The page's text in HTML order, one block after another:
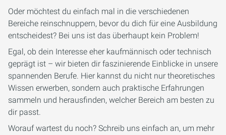
Oder möchtest du einfach mal in die verschiedenen
Bereiche reinschnuppern, bevor du dich für eine Ausbildung
entscheidest? Bei uns ist das überhaupt kein Problem!
Egal, ob dein Interesse eher kaufmännisch oder technisch
geprägt ist – wir bieten dir faszinierende Einblicke in unsere
spannenden Berufe. Hier kannst du nicht nur theoretisches
Wissen erwerben, sondern auch praktische Erfahrungen
sammeln und herausfinden, welcher Bereich am besten zu
dir passt.
Worauf wartest du noch? Schreib uns einfach an, um mehr